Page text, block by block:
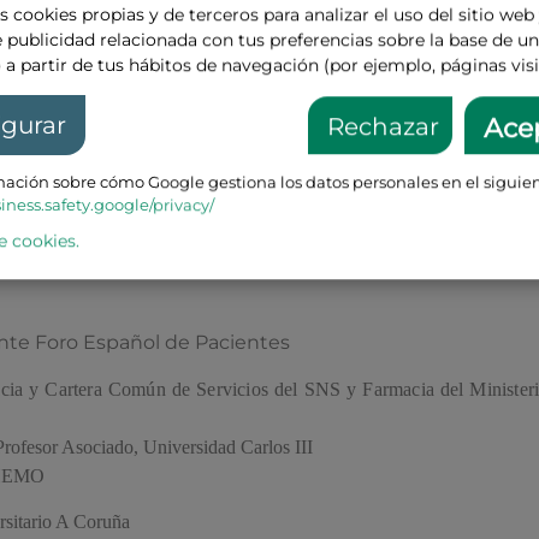
CEFI
y Cartera Común de Servicios del SNS y Farmacia del
DEL ACCESO A LA INNOVACIÓN EN ESPAÑA”
Foro Español de Pacientes
y Cartera Común de Servicios del SNS y Farmacia del
Asociado, Universidad Carlos III
A Coruña
cookies propias y de terceros para analizar el uso del sitio web
relacionada con tus preferencias sobre la base de
a partir de tus hábitos de navegación (por ejemplo, páginas
Rechazar
sobre cómo Google gestiona los datos personales en el
privacy/
cookies.